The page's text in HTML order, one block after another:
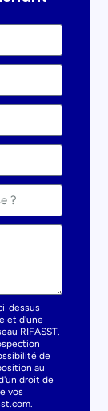
dessus
et d'une
RIFASST.
de
au
droit de
vos